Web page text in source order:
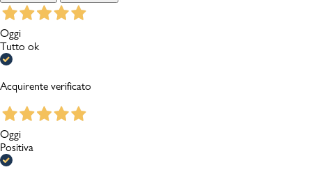
Oggi
Tutto ok
Acquirente verificato
Oggi
Positiva